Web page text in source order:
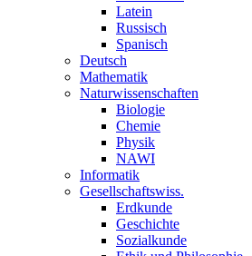
Latein
Russisch
Spanisch
Deutsch
Mathematik
Naturwissenschaften
Biologie
Chemie
Physik
NAWI
Informatik
Gesellschaftswiss.
Erdkunde
Geschichte
Sozialkunde